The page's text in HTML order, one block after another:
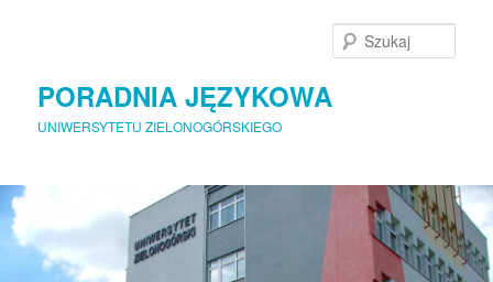
PORADNIA JĘZYKOWA
UNIWERSYTETU ZIELONOGÓRSKIEGO